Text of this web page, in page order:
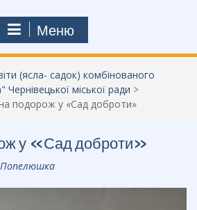
Меню
(ясла- садок) комбінованого
міської ради >
подорож у «Сад доброти»
у «Сад доброти»
Попелюшка